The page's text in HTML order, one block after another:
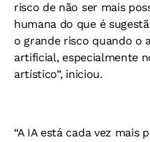
risco de não ser mais
humana do que é
o grande risco quando o
artificial, especialmente
artístico”, iniciou.
“A IA está cada vez mais